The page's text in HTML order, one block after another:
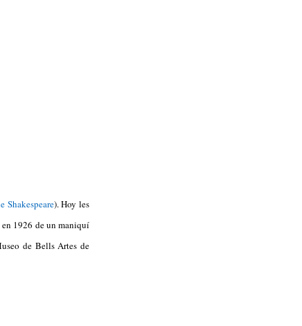
Shakespeare). Hoy les
1926 de un maniquí
de Bells Artes de